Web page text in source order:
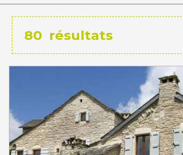
80 résultats